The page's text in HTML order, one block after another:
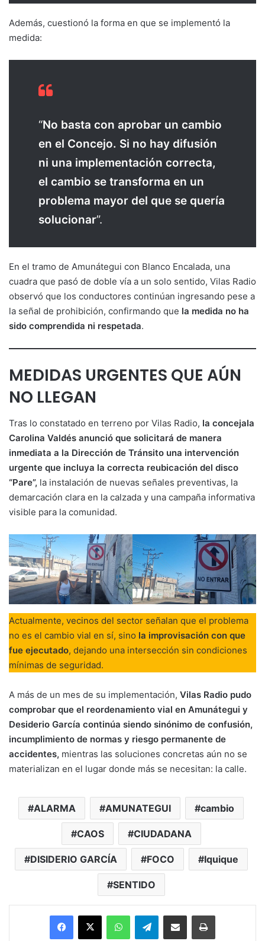
Además, cuestionó la forma en que se implementó la
medida:
“No basta con aprobar un cambio
en el Concejo. Si no hay difusión
ni una implementación correcta,
el cambio se transforma en un
problema mayor del que se quería
solucionar”.
En el tramo de Amunátegui con Blanco Encalada, una
cuadra que pasó de doble vía a un solo sentido, Vilas Radio
observó que los conductores continúan ingresando pese a
la señal de prohibición, confirmando que la medida no ha
sido comprendida ni respetada.
MEDIDAS URGENTES QUE AÚN
NO LLEGAN
Tras lo constatado en terreno por Vilas Radio, la concejala
Carolina Valdés anunció que solicitará de manera
inmediata a la Dirección de Tránsito una intervención
urgente que incluya la correcta reubicación del disco
“Pare”, la instalación de nuevas señales preventivas, la
demarcación clara en la calzada y una campaña informativa
visible para la comunidad.
Actualmente, vecinos del sector señalan que el problema
no es el cambio vial en sí, sino la improvisación con que
fue ejecutado, dejando una intersección sin condiciones
mínimas de seguridad.
A más de un mes de su implementación, Vilas Radio pudo
comprobar que el reordenamiento vial en Amunátegui y
Desiderio García continúa siendo sinónimo de confusión,
incumplimiento de normas y riesgo permanente de
accidentes, mientras las soluciones concretas aún no se
materializan en el lugar donde más se necesitan: la calle.
ALARMA AMUNATEGUI cambio
CAOS CIUDADANA
DISIDERIO GARCÍA FOCO Iquique
SENTIDO
Facebook
X WhatsAppTelegramEnviar vía email Imprimir